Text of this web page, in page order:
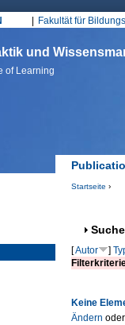
Fakultät für
und
of Learning
Startseite ›
Suche
[Autor ]
Keine
Ändern oder